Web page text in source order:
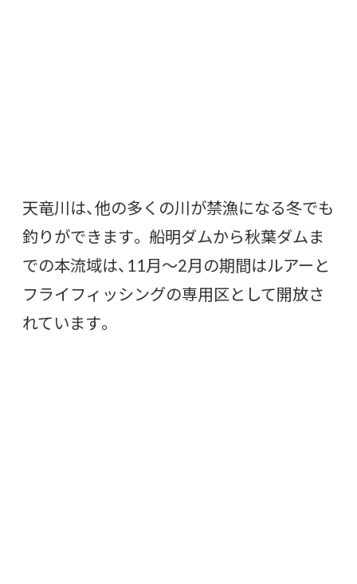
天竜川は、他の多くの川が禁漁になる冬でも
釣りができます。 船明ダムから秋葉ダムま
での本流域は、11月〜2月の期間はルアーと
フライフィッシングの専用区として開放さ
れています。